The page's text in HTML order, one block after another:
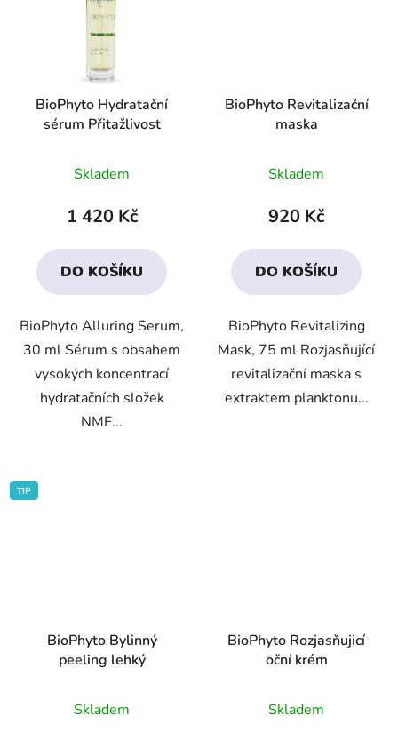
BioPhyto Hydratační
sérum Přitažlivost
hodnocení
produktu
4,1
z
hvězdiček.
Skladem
1 420 Kč
DO KOŠÍKU
BioPhyto Alluring Serum,
30 ml Sérum s obsahem
vysokých koncentrací
hydratačních složek
NMF...
BioPhyto Revitalizační
maska
hodnocení
produktu
4,4
z
hvězdiček.
Skladem
920 Kč
DO KOŠÍKU
BioPhyto Revitalizing
Mask, 75 ml Rozjasňující
revitalizační maska s
extraktem planktonu...
TIP
BioPhyto Bylinný
peeling lehký
hodnocení
Skladem
BioPhyto Rozjasňujicí
oční krém
hodnocení
Skladem